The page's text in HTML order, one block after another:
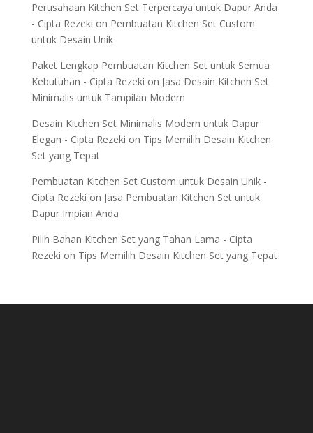
Perusahaan Kitchen Set Terpercaya untuk Dapur Anda
- Cipta Rezeki on Pembuatan Kitchen Set Custom
untuk Desain Unik
Paket Lengkap Pembuatan Kitchen Set untuk Semua
Kebutuhan - Cipta Rezeki on Jasa Desain Kitchen Set
Minimalis untuk Tampilan Modern
Desain Kitchen Set Minimalis Modern untuk Dapur
Elegan - Cipta Rezeki on Tips Memilih Desain Kitchen
Set yang Tepat
Pembuatan Kitchen Set Custom untuk Desain Unik -
Cipta Rezeki on Jasa Pembuatan Kitchen Set untuk
Dapur Impian Anda
Pilih Bahan Kitchen Set yang Tahan Lama - Cipta
Rezeki on Tips Memilih Desain Kitchen Set yang Tepat